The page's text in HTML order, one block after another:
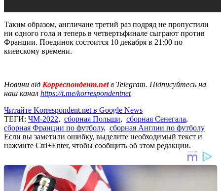
Таким образом, англичане третий раз подряд не пропустили
ни одного гола и теперь в четвертьфинале сыграют против
Франции. Поединок состоится 10 декабря в 21:00 по
киевскому времени.
Новини від Корреспондент.netв Telegram. Підписуйтесь на
наш канал https://t.me/korrespondentnet
Читайте Korrespondent.net в Google News
ТЕГИ: ЧМ-2022, сборная Польши, сборная Сенегала,
сборная Франции по футболу, сборная Англии по футболу
Если вы заметили ошибку, выделите необходимый текст и
нажмите Ctrl+Enter, чтобы сообщить об этом редакции.